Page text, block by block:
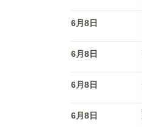
6月8日
6月8日
6月8日
6月8日